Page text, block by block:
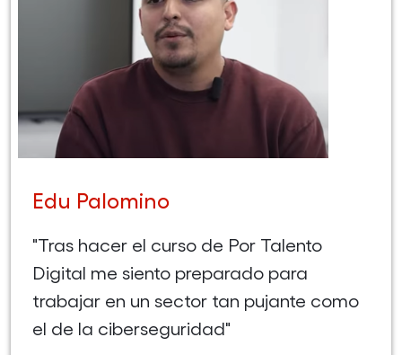
Edu Palomino
"Tras hacer el curso de Por Talento
Digital me siento preparado para
trabajar en un sector tan pujante como
el de la ciberseguridad"